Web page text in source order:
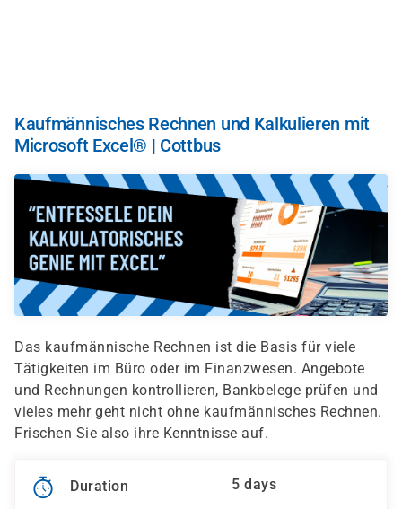
Kaufmännisches Rechnen und Kalkulieren mit
Microsoft Excel® | Cottbus
Das kaufmännische Rechnen ist die Basis für viele
Tätigkeiten im Büro oder im Finanzwesen. Angebote
und Rechnungen kontrollieren, Bankbelege prüfen und
vieles mehr geht nicht ohne kaufmännisches Rechnen.
Frischen Sie also ihre Kenntnisse auf.
Duration 5 days